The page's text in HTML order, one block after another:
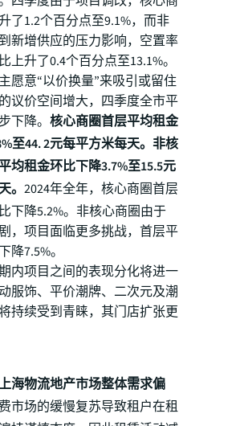
了1.2个百分点至9.1%，而非
新增供应的压力影响，空置率
上升了0.4个百分点至13.1%。
愿意“以价换量”来吸引或留住
议价空间增大，四季度全市平
下降。 核心商圈首层平均租金
至44. 2元每平方米每天。非核
均租金环比下降3.7%至15.5元
。 2024年全年，核心商圈首层
下降5.2%。非核心商圈由于
，项目面临更多挑战，首层平
降7.5%。
内项目之间的表现分化将进一
服饰、平价潮牌、二次元及潮
持续受到青睐，其门店扩张更
海物流地产市场整体需求偏
市场的缓慢复苏导致租户在租